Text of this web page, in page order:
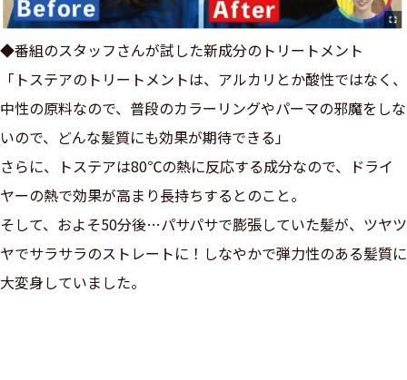
◆番組のスタッフさんが試した新成分のトリートメント
「トステアのトリートメントは、アルカリとか酸性ではなく、
中性の原料なので、普段のカラーリングやパーマの邪魔をしな
いので、どんな髪質にも効果が期待できる」
さらに、トステアは80℃の熱に反応する成分なので、ドライ
ヤーの熱で効果が高まり長持ちするとのこと。
そして、およそ50分後…パサパサで膨張していた髪が、ツヤツ
ヤでサラサラのストレートに！しなやかで弾力性のある髪質に
大変身していました。